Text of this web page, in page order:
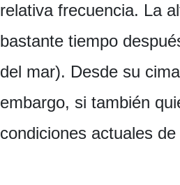
relativa frecuencia. La
bastante tiempo
del mar). Desde su
embargo, si también
condiciones actuales